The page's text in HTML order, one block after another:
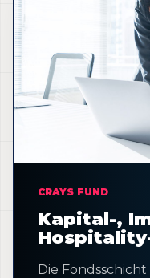
CRAYS FUND
Kapital-,
Die